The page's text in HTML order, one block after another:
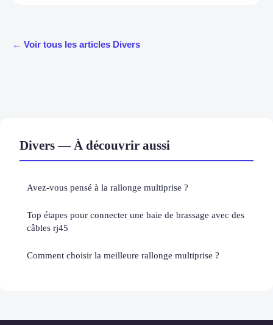
← Voir tous les articles Divers
Divers — À découvrir aussi
Avez-vous pensé à la rallonge multiprise ?
Top étapes pour connecter une baie de brassage avec des
câbles rj45
Comment choisir la meilleure rallonge multiprise ?